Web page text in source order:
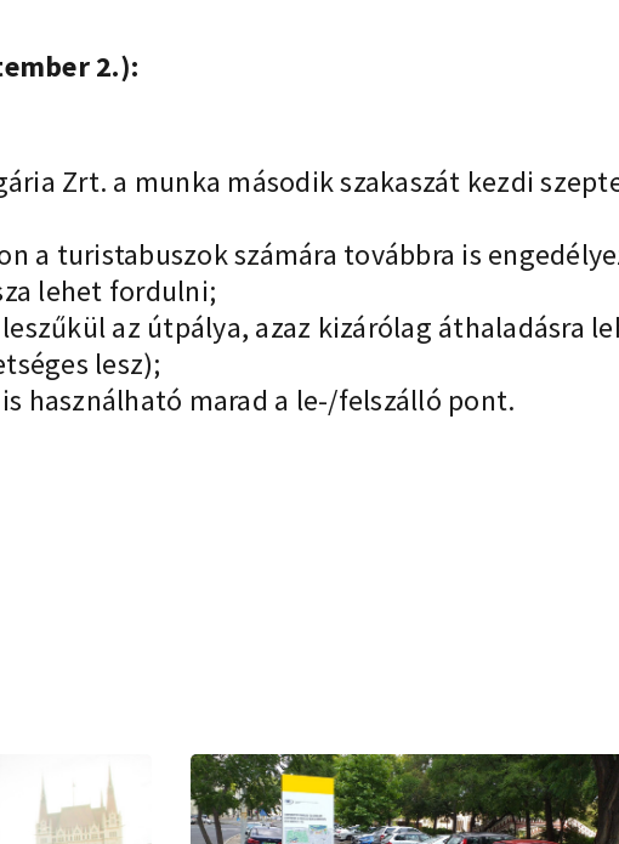
2.):
Zrt. a munka második szakaszát kezdi
a turistabuszok számára továbbra is
lehet fordulni;
az útpálya, azaz kizárólag áthaladásra
lesz);
használható marad a le-/felszálló pont.